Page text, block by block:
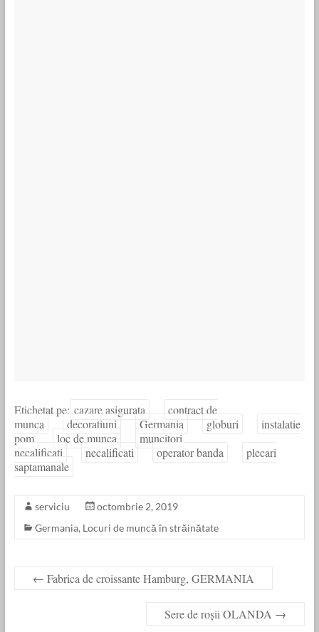
Etichetat pe: cazare asigurata
contract de
munca
decoratiuni Germania globuri
instalatie
pom
loc de munca
muncitori
necalificati
necalificati operator banda
plecari
saptamanale
serviciu
octombrie 2, 2019
Germania, Locuri de muncă în străinătate
← Fabrica de croissante Hamburg, GERMANIA
Sere de roșii OLANDA →